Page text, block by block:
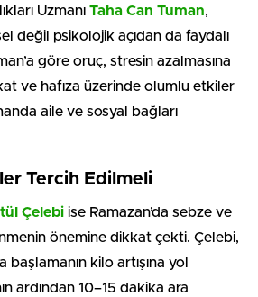
Uzmanı Taha Can Tuman,
değil psikolojik açıdan da faydalı
göre oruç, stresin azalmasına
ve hafıza üzerinde olumlu etkiler
aile ve sosyal bağları
Tercih Edilmeli
Çelebi ise Ramazan’da sebze ve
önemine dikkat çekti. Çelebi,
kilo artışına yol
ardından 10–15 dakika ara